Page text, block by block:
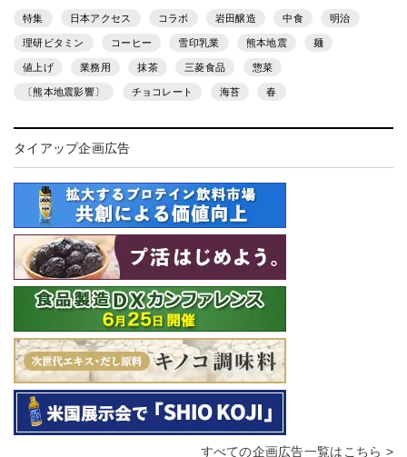
特集 日本アクセス コラボ 岩田醸造 中食 明治
理研ビタミン コーヒー 雪印乳業 熊本地震 麺
値上げ 業務用 抹茶 三菱食品 惣菜
〔熊本地震影響〕 チョコレート 海苔 春
タイアップ企画広告
すべての企画広告一覧はこちら >